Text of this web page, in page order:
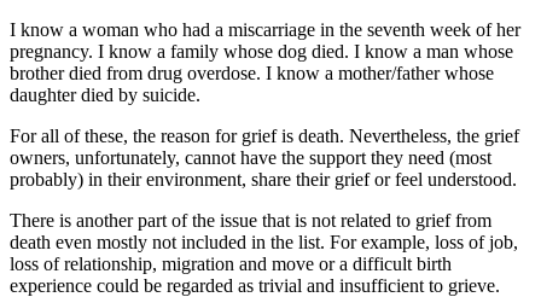
I know a woman who had a miscarriage in the seventh week of her
pregnancy. I know a family whose dog died. I know a man whose
brother died from drug overdose. I know a mother/father whose
daughter died by suicide.
For all of these, the reason for grief is death. Nevertheless, the grief
owners, unfortunately, cannot have the support they need (most
probably) in their environment, share their grief or feel understood.
There is another part of the issue that is not related to grief from
death even mostly not included in the list. For example, loss of job,
loss of relationship, migration and move or a difficult birth
experience could be regarded as trivial and insufficient to grieve.